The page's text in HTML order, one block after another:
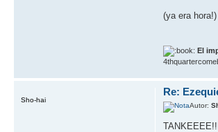
(ya era hora!)
El
Re:
Autor:
Sho-hai